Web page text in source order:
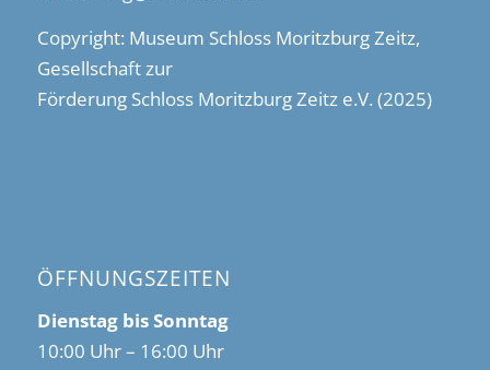
Copyright: Museum Schloss Moritzburg Zeitz,
Gesellschaft zur
Förderung Schloss Moritzburg Zeitz e.V. (2025)
ÖFFNUNGSZEITEN
Dienstag bis Sonntag
10:00 Uhr – 16:00 Uhr